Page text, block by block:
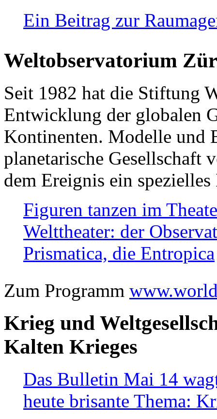
Ein Beitrag zur
Weltobservatorium
Seit 1982 hat die Stiftung
Entwicklung der globalen
Kontinenten. Modelle und
planetarische Gesellschaft
dem Ereignis ein
Figuren tanzen im
Welttheater: der
Prismatica, die Entropica
Zum Programm
Krieg und
Kalten Krieges
Das Bulletin Mai 14
heute brisante Thema: